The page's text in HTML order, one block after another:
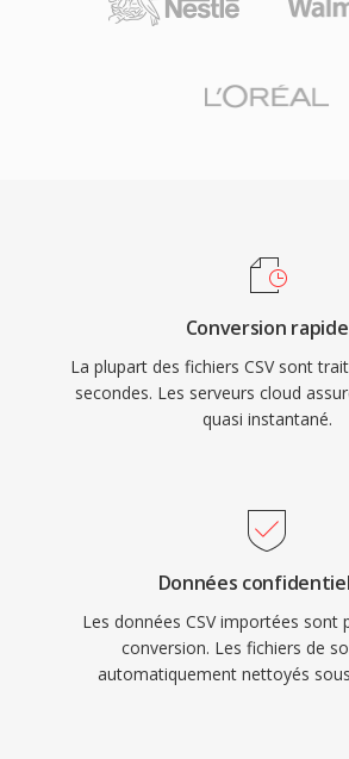
Conversion rapide
La plupart des fichiers CSV sont
secondes. Les serveurs cloud
quasi instantané.
Données
Les données CSV importées sont
conversion. Les fichiers de
automatiquement nettoyés